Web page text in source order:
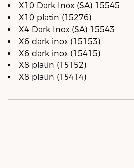
X10 Dark Inox (SA) 15545
X10 platin (15276)
X4 Dark Inox (SA) 15543
X6 dark inox (15153)
X6 dark inox (15415)
X8 platin (15152)
X8 platin (15414)